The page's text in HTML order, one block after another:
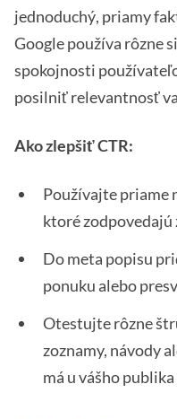
jednoduchý, priamy
Google používa rôzne
spokojnosti
posilniť relevantnosť
Ako zlepšiť CTR:
Používajte priame
ktoré zodpovedajú
Do meta popisu
ponuku alebo
Otestujte rôzne
zoznamy, návody
má u vášho